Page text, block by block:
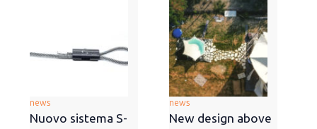
news
Nuovo sistema S-
news
New design above